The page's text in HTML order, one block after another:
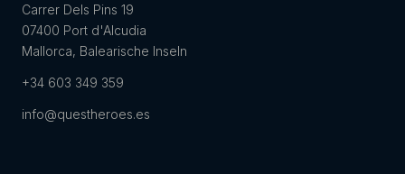
Carrer Dels Pins 19
07400 Port d'Alcudia
Mallorca, Balearische Inseln
+34 603 349 359
info@questheroes.es